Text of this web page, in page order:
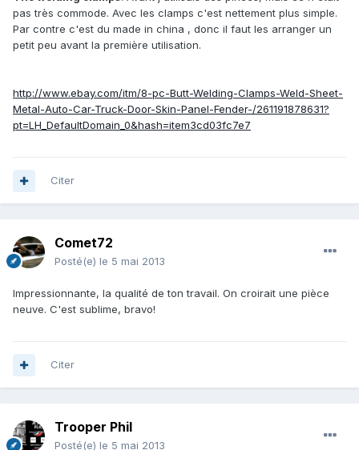
pas très commode. Avec les clamps c'est nettement plus simple.
Par contre c'est du made in china , donc il faut les arranger un
petit peu avant la première utilisation.
http://www.ebay.com/itm/8-pc-Butt-Welding-Clamps-Weld-Sheet-
Metal-Auto-Car-Truck-Door-Skin-Panel-Fender-/261191878631?
pt=LH_DefaultDomain_0&hash=item3cd03fc7e7
Citer
Comet72
Posté(e) le 5 mai 2013
Impressionnante, la qualité de ton travail. On croirait une pièce
neuve. C'est sublime, bravo!
Citer
Trooper Phil
Posté(e) le 5 mai 2013